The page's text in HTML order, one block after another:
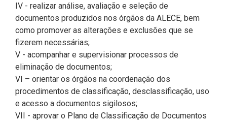
IV - realizar análise, avaliação e seleção de
documentos produzidos nos órgãos da ALECE, bem
como promover as alterações e exclusões que se
fizerem necessárias;
V - acompanhar e supervisionar processos de
eliminação de documentos;
VI – orientar os órgãos na coordenação dos
procedimentos de classificação, desclassificação, uso
e acesso a documentos sigilosos;
VII - aprovar o Plano de Classificação de Documentos